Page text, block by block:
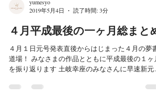
yumesyo
2019年5月4日
読了時間: 3分
４月平成最後の一ヶ月総まとめ
４月１日元号発表直後からはじまった４月の夢書